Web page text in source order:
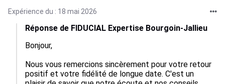
Expérience du : 18 mai 2026
Réponse de FIDUCIAL Expertise Bourgoin-Jallieu
Bonjour,
Nous vous remercions sincèrement pour votre retour
positif et votre fidélité de longue date. C'est un